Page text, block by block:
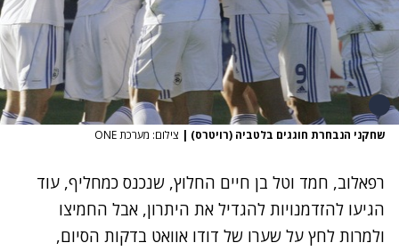
שחקני הנבחרת חוגגים בלטביה (רויטרס) | צילום: מערכת ONE
רפאלוב, חמד וטל בן חיים החלוץ, שנכנס כמחליף, עוד
הגיעו להזדמנויות להגדיל את היתרון, אבל החמיצו
ולמרות לחץ על שערו של דודו אוואט בדקות הסיום,